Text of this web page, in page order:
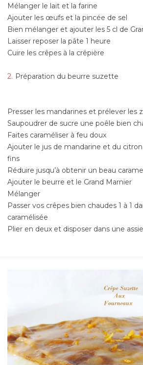
Mélanger le lait et la farine
Ajouter les œufs et la pincée de sel
Bien mélanger et ajouter les 5 cl de
Laisser reposer la pâte 1 heure
Cuire les crêpes à la crêpière
Préparation du beurre suzette
Presser les mandarines et prélever les
Saupoudrer de sucre une poêle bien
Faites caraméliser à feu doux
Ajouter le jus de mandarine et du
fins
Réduire jusqu’à obtenir un beau
Ajouter le beurre et le Grand Marnier
Mélanger
Passer vos crêpes bien chaudes 1 à 1
caramélisée
Plier en deux et disposer dans une